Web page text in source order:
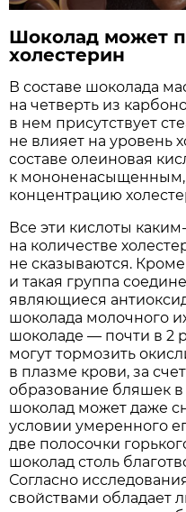
Шоколад может
холестерин
В составе шоколада
на четверть из
в нем присутствует
не влияет на уровень
составе олеиновая
к мононенасыщенным,
концентрацию
Все эти кислоты
на количестве
не сказываются.
и такая группа
являющиеся
шоколада молочного
шоколаде — почти в 2
могут тормозить
в плазме крови, за
образование бляшек в
шоколад может даже
условии умеренного
две полосочки
шоколад столь
Согласно
свойствами обладает